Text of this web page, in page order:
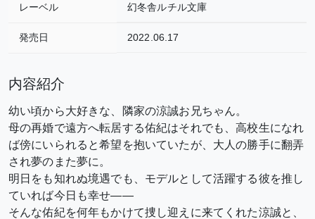
レーベル 幻冬舎ルチル文庫
発売日 2022.06.17
内容紹介
幼い頃から大好きな、隣家の涼誠お兄ちゃん。
母の再婚で遠方へ転居する佑紀はそれでも、高校生になれ
ば傍にいられると希望を抱いていたが、大人の勝手に翻弄
され夢のまた夢に。
明日をも知れぬ境遇でも、モデルとして活躍する彼を推し
ていれば今日も幸せ――
そんな佑紀を何年もかけて捜し迎えに来てくれた涼誠と、